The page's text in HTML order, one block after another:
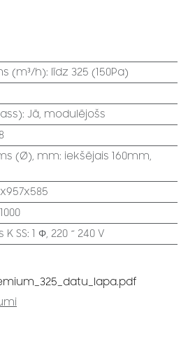
(m³/h): līdz 325 (150Pa)
: Jā, modulējošs
(Ø), mm: iekšējais 160mm,
1000
SS: 1 Φ, 220 ~ 240 V